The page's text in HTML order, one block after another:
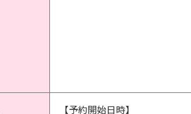
【予約開始日時】